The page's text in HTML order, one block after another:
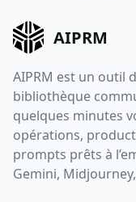
AIPRM
AIPRM est un outil
bibliothèque
quelques minutes
opérations,
prompts prêts à
Gemini,